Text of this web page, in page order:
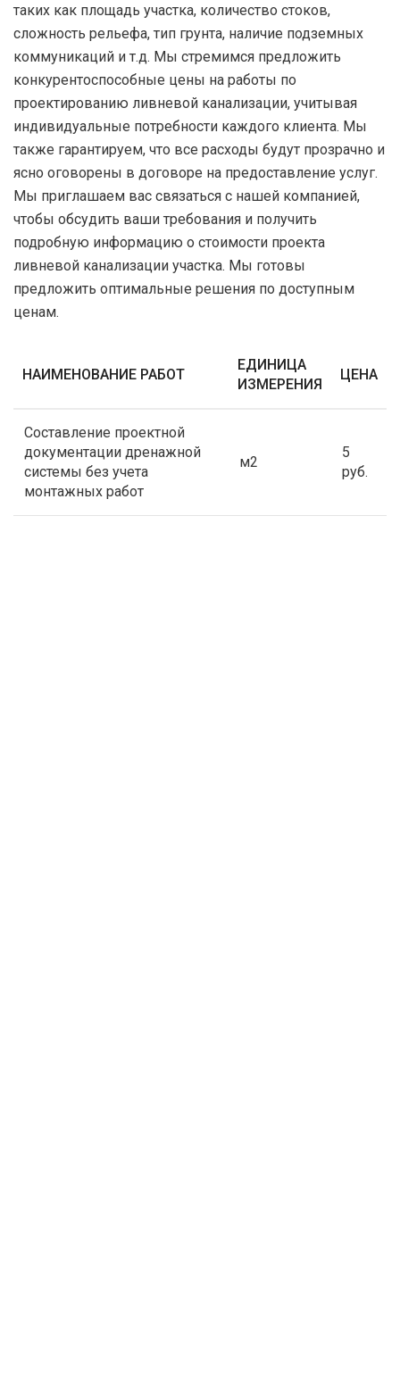
таких как площадь участка, количество стоков,
сложность рельефа, тип грунта, наличие подземных
коммуникаций и т.д. Мы стремимся предложить
конкурентоспособные цены на работы по
проектированию ливневой канализации, учитывая
индивидуальные потребности каждого клиента. Мы
также гарантируем, что все расходы будут прозрачно и
ясно оговорены в договоре на предоставление услуг.
Мы приглашаем вас связаться с нашей компанией,
чтобы обсудить ваши требования и получить
подробную информацию о стоимости проекта
ливневой канализации участка. Мы готовы
предложить оптимальные решения по доступным
ценам.
НАИМЕНОВАНИЕ РАБОТ
ЕДИНИЦА
ИЗМЕРЕНИЯ
ЦЕНА
Cоставление проектной
документации дренажной
системы без учета
монтажных работ
м2
5
руб.